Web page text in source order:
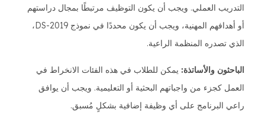
التدريب العملي. ويجب أن يكون التوظيف مرتبطًا بمجال دراستهم
أو أهدافهم المهنية، ويجب أن يكون محددًا في نموذج DS-2019،
الذي تصدره المنظمة الراعية.
الباحثون والأساتذة: يمكن للطلاب في هذه الفئات الانخراط في
العمل كجزء من واجباتهم البحثية أو التعليمية. ويجب أن يوافق
راعي البرنامج على أي وظيفة إضافية بشكلٍ مُسبق.